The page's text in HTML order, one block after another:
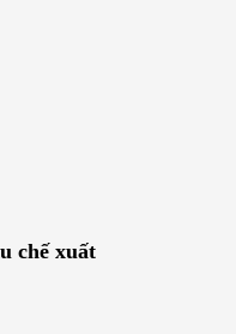
chế xuất